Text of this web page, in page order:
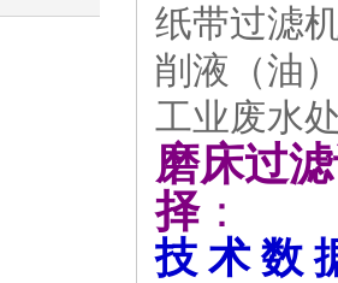
纸带过滤
削液（油
工业废水
磨床过
择：
技 术 数